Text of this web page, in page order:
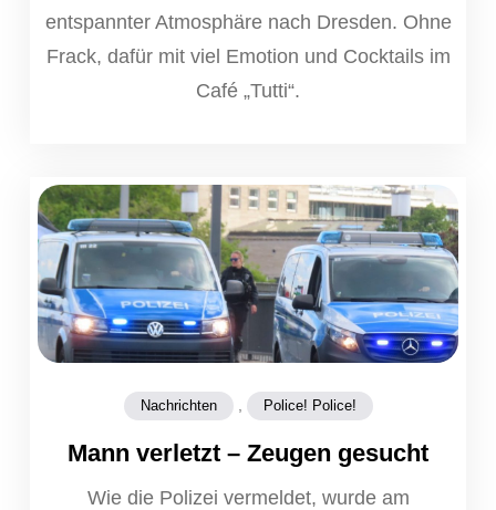
entspannter Atmosphäre nach Dresden. Ohne
Frack, dafür mit viel Emotion und Cocktails im
Café „Tutti“.
Nachrichten , Police! Police!
Mann verletzt – Zeugen gesucht
Wie die Polizei vermeldet, wurde am